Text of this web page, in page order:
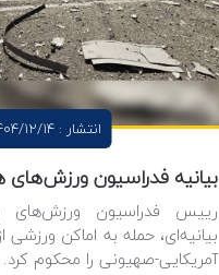
انتشار : 1404/12/14
رییس فدراسیون ورزش‌های
بیانیه‌ای، حمله به اماکن
آمریکایی-صهیونی را محکوم کرد.